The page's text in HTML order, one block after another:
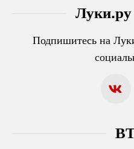
Подпишитесь на